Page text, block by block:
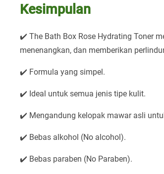
Kesimpulan
✔️ The Bath Box Rose Hydrating Toner
menenangkan, dan memberikan
✔️ Formula yang simpel.
✔️ Ideal untuk semua jenis tipe kulit.
✔️ Mengandung kelopak mawar asli
✔️ Bebas alkohol (No alcohol).
✔️ Bebas paraben (No Paraben).